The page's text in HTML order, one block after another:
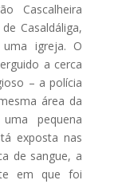
Cascalheira
Casaldáliga,
igreja. O
a cerca
– a polícia
área da
pequena
exposta nas
de sangue, a
em que foi